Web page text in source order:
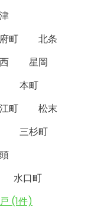
町
北条
星岡
本町
町
松末
三杉町
水口町
(1件)